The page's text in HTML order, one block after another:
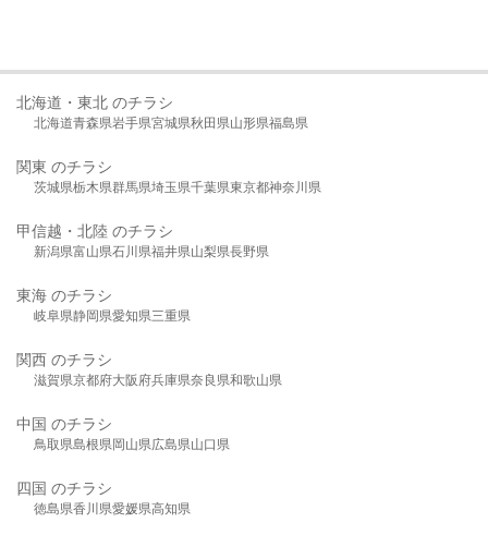
北海道・東北 のチラシ
北海道青森県岩手県宮城県秋田県山形県福島県
関東 のチラシ
茨城県栃木県群馬県埼玉県千葉県東京都神奈川県
甲信越・北陸 のチラシ
新潟県富山県石川県福井県山梨県長野県
東海 のチラシ
岐阜県静岡県愛知県三重県
関西 のチラシ
滋賀県京都府大阪府兵庫県奈良県和歌山県
中国 のチラシ
鳥取県島根県岡山県広島県山口県
四国 のチラシ
徳島県香川県愛媛県高知県